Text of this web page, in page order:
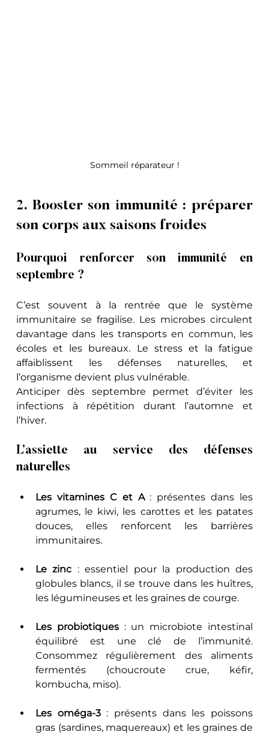
Sommeil réparateur !
2. Booster son immunité : préparer
son corps aux saisons froides
Pourquoi renforcer son immunité en
septembre ?
C’est souvent à la rentrée que le système
immunitaire se fragilise. Les microbes circulent
davantage dans les transports en commun, les
écoles et les bureaux. Le stress et la fatigue
affaiblissent les défenses naturelles, et
l’organisme devient plus vulnérable.
Anticiper dès septembre permet d’éviter les
infections à répétition durant l’automne et
l’hiver.
L’assiette au service des défenses
naturelles
Les vitamines C et A : présentes dans les
agrumes, le kiwi, les carottes et les patates
douces, elles renforcent les barrières
immunitaires.
Le zinc : essentiel pour la production des
globules blancs, il se trouve dans les huîtres,
les légumineuses et les graines de courge.
Les probiotiques : un microbiote intestinal
équilibré est une clé de l’immunité.
Consommez régulièrement des aliments
fermentés (choucroute crue, kéfir,
kombucha, miso).
Les oméga-3 : présents dans les poissons
gras (sardines, maquereaux) et les graines de